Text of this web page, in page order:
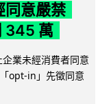
同意嚴禁
345 萬
業未經消費者同意
opt-in」先徵同意